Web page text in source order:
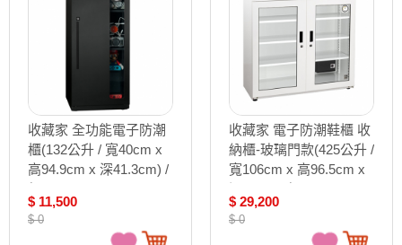
收藏家 全功能電子防潮
櫃(132公升 / 寬40cm x
高94.9cm x 深41.3cm) /
$ 11,500
$ 0
收藏家 電子防潮鞋櫃 收
納櫃-玻璃門款(425公升 /
寬106cm x 高96.5cm x
$ 29,200
$ 0